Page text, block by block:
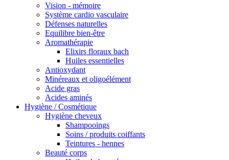
Vision - mémoire
Système cardio vasculaire
Défenses naturelles
Equilibre bien-être
Aromathérapie
Elixirs floraux bach
Huiles essentielles
Antioxydant
Minéreaux et oligoélément
Acide gras
Acides aminés
Hygiène / Cosmétique
Hygiène cheveux
Shampooings
Soins / produits coiffants
Teintures - hennes
Beauté corps